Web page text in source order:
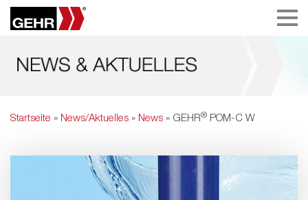
Startseite » News/Aktuelles » News » GEHR® POM-C W